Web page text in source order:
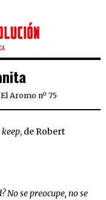
El Aromo nº 75
, de Robert
No se preocupe, no se